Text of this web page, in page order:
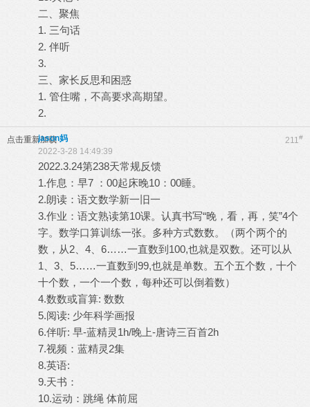
二、聚焦
1. 三句话
2. 伴听
3.
三、家长反思和困惑
1. 管住嘴，不高要求高期望。
2.
点击重新加载 211#
jason妈
2022-3-28 14:49:39
2022.3.24第238天常规反馈
1.作息：早7 ：00起床晚10：00睡。
2.朗读：语文数学新一旧一
3.作业：语文熟读第10课。认真书写“晚，看，再，笑”4个
字。数学口算训练一张。多种方式数数。（两个两个的
数，从2、4、6……一直数到100,也就是双数。还可以从
1、3、5……一直数到99,也就是单数。五个五个数，十个
十个数，一个一个数，每种还可以倒着数）
4.数数或盲算: 数数
5.阅读: 少年科学画报
6.伴听: 早-蓝精灵1h/晚上-唐诗三百首2h
7.视频：蓝精灵2集
8.英语:
9.天书：
10.运动：跳绳 体前屈